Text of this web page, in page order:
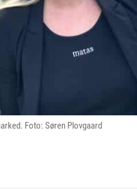
Foto: Søren Plovgaard